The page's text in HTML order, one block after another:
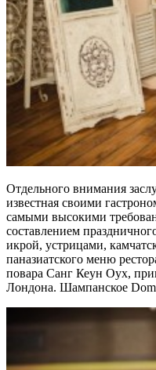
Отдельного внимания
известная своими
самыми высокими
составлением
икрой, устрицами,
паназиатского меню
повара Санг Кеун Оух,
Лондона. Шампанское Dom